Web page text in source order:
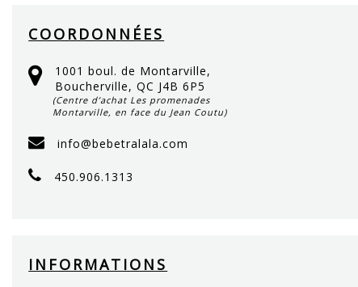
COORDONNÉES
1001 boul. de Montarville,
Boucherville, QC J4B 6P5
(Centre d’achat Les promenades
Montarville, en face du Jean Coutu)
info@bebetralala.com
450.906.1313
INFORMATIONS